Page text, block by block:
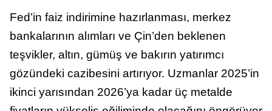
Fed’in faiz indirimine hazırlanması, merkez
bankalarının alımları ve Çin’den beklenen
teşvikler, altın, gümüş ve bakırın yatırımcı
gözündeki cazibesini artırıyor. Uzmanlar 2025’in
ikinci yarısından 2026’ya kadar üç metalde